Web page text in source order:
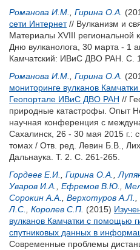
Романова И.М.
Гирина О.А.
сети Интернет// Вулканизм и
Материалы XVIII региональной
Дню вулканолога, 30 марта - 1
Камчатский: ИВиС ДВО РАН. С.
Романова И.М.
Гирина О.А.
мониторинге вулканов
Геопортале ИВиС ДВО РАН //
природные катастрофы. Опыт
научная конференция с
Сахалинск, 26 - 30 мая 2015 г.:
томах / Отв. ред. Левин Б.В.
Дальнаука. Т. 2. С. 261-265.
Гордеев Е.И.
Гирина О.А.
Уваров И.А.
Ефремов В.Ю.
Сорокин А.А.
Верхотуров А.Л.
Л.С.
Королев С.П. (2015)
вулканов Камчатки с помощью
спутниковых данных в
Современные проблемы